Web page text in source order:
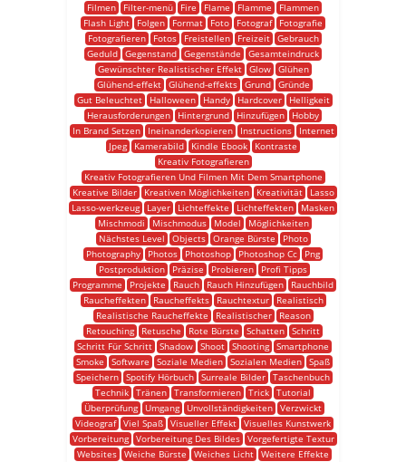
Filmen
Filter-menü Fire Flame Flamme
Flammen
Flash Light
Folgen Format Foto Fotograf
Fotografie
Fotografieren
Fotos Freistellen Freizeit
Gebrauch
Geduld Gegenstand Gegenstände
Gesamteindruck
Gewünschter Realistischer Effekt
Glow
Glühen
Glühend-effekt
Glühend-effekts Grund
Gründe
Gut Beleuchtet
Halloween Handy Hardcover
Helligkeit
Herausforderungen
Hintergrund Hinzufügen
Hobby
In Brand Setzen
Ineinanderkopieren Instructions
Internet
Jpeg
Kamerabild Kindle Ebook
Kontraste
Kreativ Fotografieren
Kreativ Fotografieren Und Filmen Mit Dem Smartphone
Kreative Bilder
Kreativen Möglichkeiten Kreativität
Lasso
Lasso-werkzeug
Layer Lichteffekte Lichteffekten
Masken
Mischmodi
Mischmodus Model
Möglichkeiten
Nächstes Level
Objects Orange Bürste
Photo
Photography
Photos Photoshop Photoshop Cc
Png
Postproduktion
Präzise Probieren
Profi Tipps
Programme
Projekte Rauch Rauch Hinzufügen
Rauchbild
Raucheffekten
Raucheffekts Rauchtextur
Realistisch
Realistische Raucheffekte
Realistischer
Reason
Retouching
Retusche Rote Bürste Schatten Schritt
Schritt Für Schritt Shadow Shoot Shooting Smartphone
Smoke
Software Soziale Medien Sozialen Medien Spaß
Speichern Spotify Hörbuch Surreale Bilder Taschenbuch
Technik Tränen Transformieren Trick Tutorial
Überprüfung
Umgang Unvollständigkeiten Verzwickt
Videograf Viel Spaß Visueller Effekt Visuelles Kunstwerk
Vorbereitung
Vorbereitung Des Bildes
Vorgefertigte Textur
Websites Weiche Bürste Weiches Licht Weitere Effekte